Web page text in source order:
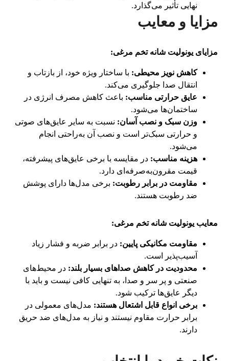
نهایی تأثیر می‌گذارد.
مزایا و معایب
مزایای یونولیت شانه تخم مرغی:
کاهش نویز محیطی: با ساختار ویژه خود، از بازتاب و
انتقال صدا جلوگیری می‌کند.
عایق حرارتی مناسب: باعث کاهش مصرف انرژی در
ساختمان‌ها می‌شود.
وزن سبک و نصب آسان: نسبت به سایر عایق‌های صوتی
و حرارتی سبک‌تر است و نصب آن به‌راحتی انجام
می‌شود.
هزینه مناسب: در مقایسه با برخی عایق‌های پیشرفته،
قیمت مقرون‌به‌صرفه‌ای دارد.
مقاومت در برابر رطوبت: برخی مدل‌ها دارای پوشش
ضد رطوبت هستند.
معایب یونولیت شانه تخم مرغی:
مقاومت مکانیکی پایین: در برابر ضربه و فشار زیاد
آسیب‌پذیر است.
محدودیت در کاهش صداهای بسیار بلند: در محیط‌های
صنعتی و پر سر و صدا، به تنهایی کافی نیست و باید با
دیگر عایق‌ها ترکیب شود.
برخی انواع قابل اشتعال هستند: مدل‌های معمولی در
برابر حرارت مقاوم نیستند و نیاز به مدل‌های ضد حریق
دارند.